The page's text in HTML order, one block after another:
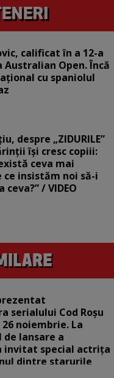
calificat în a 12-a
Open. Încă
cu spaniolul
despre „ZIDURILE”
își cresc copiii:
ceva mai
ce insistăm noi să-i
/ VIDEO
serialului Cod Roșu
noiembrie. La
lansare a
invitat special actrița
dintre starurile